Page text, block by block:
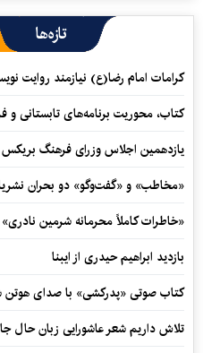
تازه‌ها
کرامات امام رضا(ع) نیازمند روایت
کتاب، محوریت برنامه‌های تابستانی و
یازدهمین اجلاس وزرای فرهنگ بریکس
«مخاطب» و «گفت‌وگو» دو بحران
«خاطرات کاملاً محرمانه شرمین
بازدید ابراهیم حیدری از ایبنا
کتاب صوتی «پدرکشی» با صدای هوتن
تلاش داریم شعر عاشورایی زبان حال